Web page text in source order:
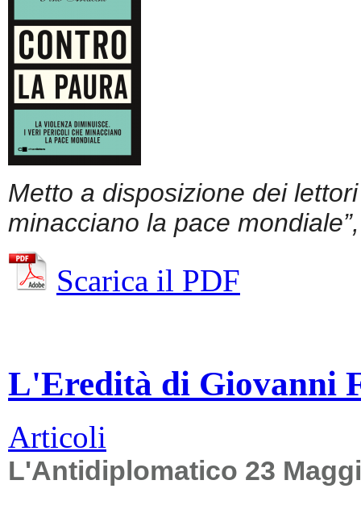
Metto a disposizione dei
minacciano la pace
Scarica il PDF
L'Eredità di Giovanni
Articoli
L'Antidiplomatico 23